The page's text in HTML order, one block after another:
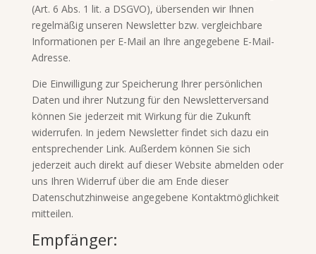
(Art. 6 Abs. 1 lit. a DSGVO), übersenden wir Ihnen
regelmäßig unseren Newsletter bzw. vergleichbare
Informationen per E-Mail an Ihre angegebene E-Mail-
Adresse.
Die Einwilligung zur Speicherung Ihrer persönlichen
Daten und ihrer Nutzung für den Newsletterversand
können Sie jederzeit mit Wirkung für die Zukunft
widerrufen. In jedem Newsletter findet sich dazu ein
entsprechender Link. Außerdem können Sie sich
jederzeit auch direkt auf dieser Website abmelden oder
uns Ihren Widerruf über die am Ende dieser
Datenschutzhinweise angegebene Kontaktmöglichkeit
mitteilen.
Empfänger: